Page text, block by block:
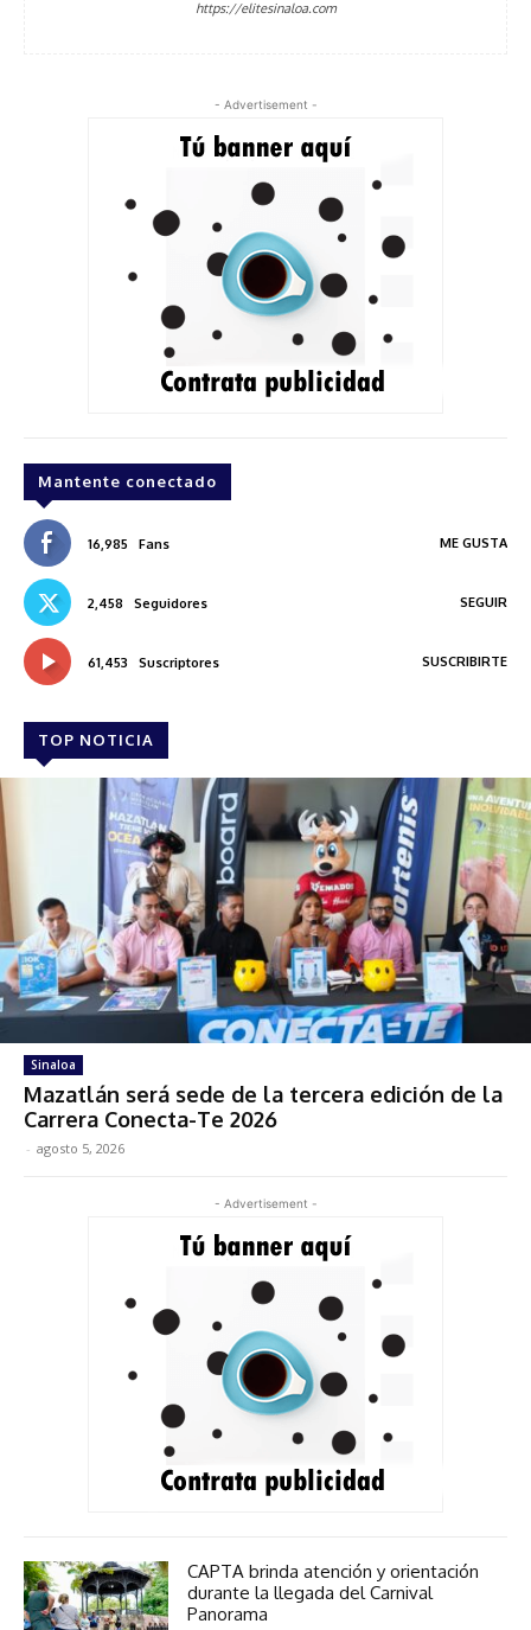
https://elitesinaloa.com
- Advertisement -
Mantente conectado
16,985 Fans ME GUSTA
2,458 Seguidores SEGUIR
61,453 Suscriptores SUSCRIBIRTE
TOP NOTICIA
Sinaloa
Mazatlán será sede de la tercera edición de la
Carrera Conecta-Te 2026
- agosto 5, 2026
- Advertisement -
CAPTA brinda atención y orientación
durante la llegada del Carnival
Panorama